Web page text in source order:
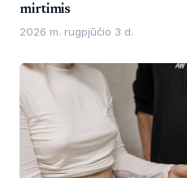
mirtimis
2026 m. rugpjūčio 3 d.